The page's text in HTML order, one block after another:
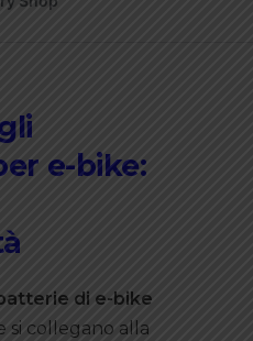
e-bike:
di e-bike
si collegano alla